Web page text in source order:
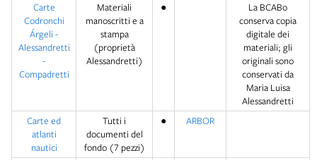
Carte
Codronchi
Árgeli -
Alessandretti
-
Compadretti
Materiali
manoscritti e a
stampa
(proprietà
Alessandretti)
●
La BCABo
conserva copia
digitale dei
materiali; gli
originali sono
conservati da
Maria Luisa
Alessandretti
Carte ed
atlanti
nautici
Tutti i
documenti del
fondo (7 pezzi)
● ARBOR